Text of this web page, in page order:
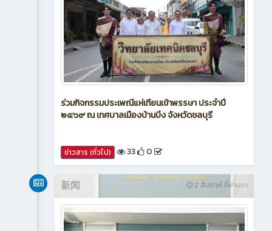
ร่วมกิจกรรมประเพณีแห่เทียนเข้าพรรษา ประจำปี
๒๕๖๙ ณ เทศบาลเมืองบ้านบึง จังหวัดชลบุรี
ข่าวสาร (ทั่วไป) 33 0
2 สัปดาห์ ที่ผ่านมา
新闻